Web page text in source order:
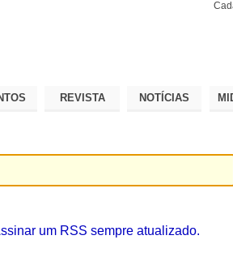
REVISTA NOTÍCIAS
um RSS sempre atualizado.